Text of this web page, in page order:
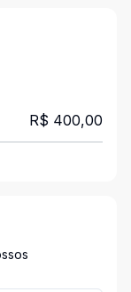
R$ 400,00